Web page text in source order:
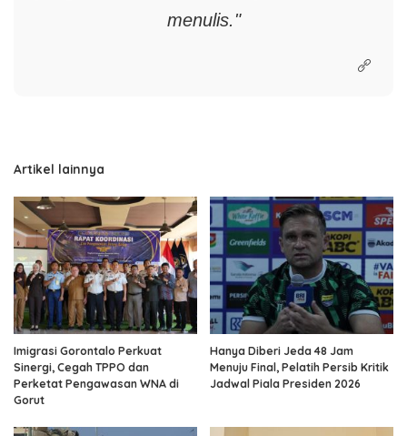
menulis."
Artikel lainnya
Imigrasi Gorontalo Perkuat
Sinergi, Cegah TPPO dan
Perketat Pengawasan WNA di
Gorut
Hanya Diberi Jeda 48 Jam
Menuju Final, Pelatih Persib Kritik
Jadwal Piala Presiden 2026